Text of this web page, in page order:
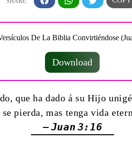
Download
que ha dado á su Hijo
se pierda, mas tenga vida
— Juan 3:16